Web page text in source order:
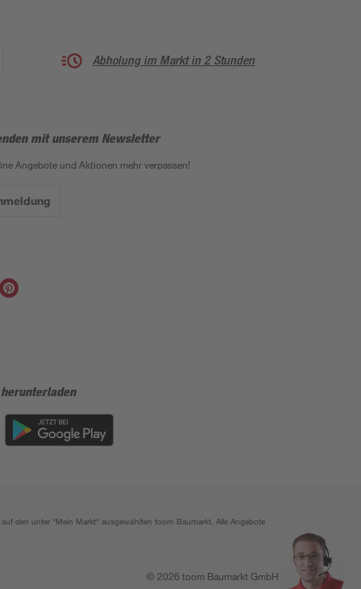
Abholung im Markt in 2 Stunden
mit unserem Newsletter
Angebote und Aktionen mehr verpassen!
den unter "Mein Markt" ausgewählten toom Baumarkt. Alle Angebote
© 2026 toom Baumarkt GmbH